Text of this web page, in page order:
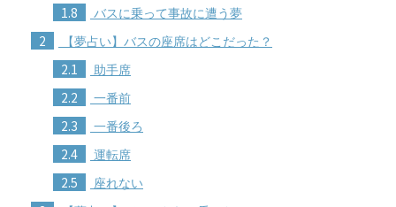
1.8 バスに乗って事故に遭う夢
2 【夢占い】バスの座席はどこだった？
2.1 助手席
2.2 一番前
2.3 一番後ろ
2.4 運転席
2.5 座れない